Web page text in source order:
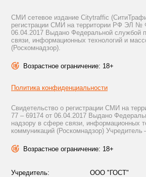
СМИ сетевое издание Citytraffic
регистрации СМИ на территории РФ ЭЛ №
06.04.2017 Выдано Федеральной службой
связи, информационных технологий и
(Роскомнадзор).
Возрастное ограничение: 18+
Политика конфиденциальности
Свидетельство о регистрации СМИ на
77 – 69174 от 06.04.2017 Выдано
надзору в сфере связи, информационных
коммуникаций (Роскомнадзор)
Возрастное ограничение: 18+
Учредитель: ООО "ГОСТ"